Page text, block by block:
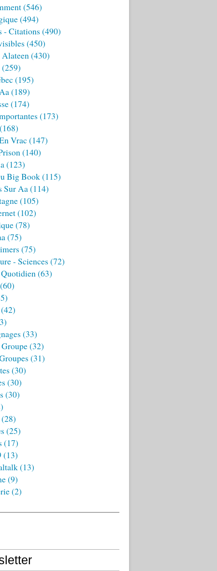
(546)
(494)
- Citations (490)
(450)
(430)
(259)
(195)
(189)
(174)
(173)
(168)
Vrac (147)
(140)
(123)
Big Book(115)
Sur Aa(114)
(105)
(102)
(78)
(75)
(75)
- Sciences (72)
(63)
(60)
(42)
(33)
(32)
(31)
(30)
(30)
(30)
(28)
(25)
(17)
(13)
(13)
(9)
(2)